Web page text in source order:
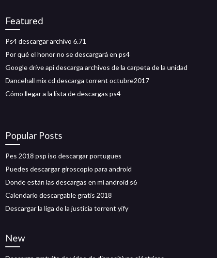
Featured
Ps4 descargar archivo 6.71
Por qué el honor no se descargará en ps4
Google drive api descarga archivos de la carpeta de la unidad
Dancehall mix cd descarga torrent octubre2017
Cómo llegar a la lista de descargas ps4
Popular Posts
Pes 2018 psp iso descargar portugues
Puedes descargar giroscopio para android
Donde están las descargas en mi android s6
Calendario descargable gratis 2018
Descargar la liga de la justicia torrent yify
New